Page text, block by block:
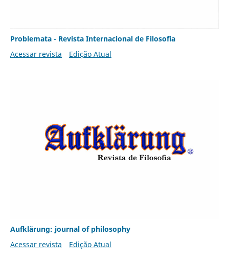
Problemata - Revista Internacional de Filosofia
Acessar revista
Edição Atual
Aufklärung: journal of philosophy
Acessar revista
Edição Atual